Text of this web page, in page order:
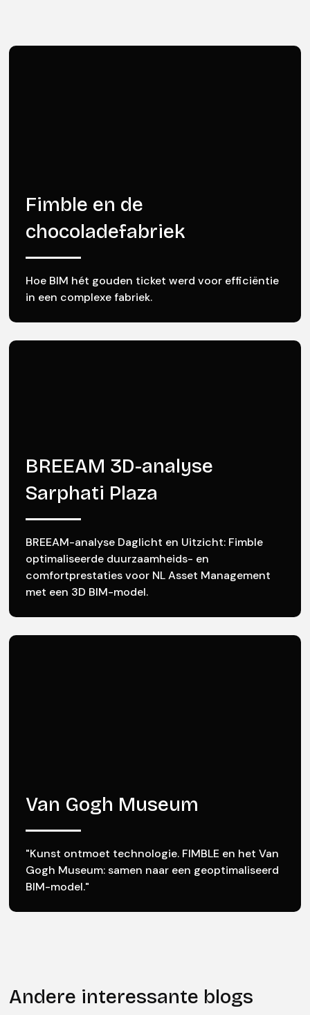
Fimble en de
chocoladefabriek
Hoe BIM hét gouden ticket werd voor efficiëntie
in een complexe fabriek.
BREEAM 3D-analyse
Sarphati Plaza
BREEAM-analyse Daglicht en Uitzicht: Fimble
optimaliseerde duurzaamheids- en
comfortprestaties voor NL Asset Management
met een 3D BIM-model.
Van Gogh Museum
"Kunst ontmoet technologie. FIMBLE en het Van
Gogh Museum: samen naar een geoptimaliseerd
BIM-model."
Andere interessante blogs